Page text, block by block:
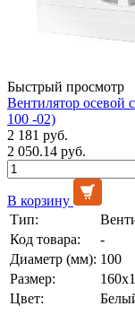
Быстрый просмотр
Вентилятор осевой
100 -02)
2 181 руб.
2 050.14 руб.
В корзину
Тип:
Код товара:
-
Диаметр (мм): 100
Размер:
Цвет: